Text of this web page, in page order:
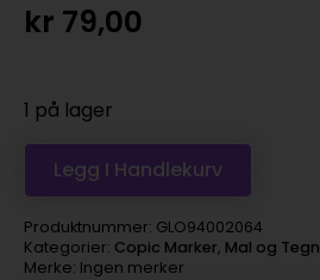
kr 79,00
1 på lager
Legg I Handlekurv
Produktnummer: GLO94002064
Kategorier: Copic Marker, Mal og Tegn
Merke: Ingen merker